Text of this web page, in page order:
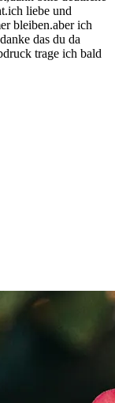
liebe und
bleiben.aber ich
das du da
trage ich bald